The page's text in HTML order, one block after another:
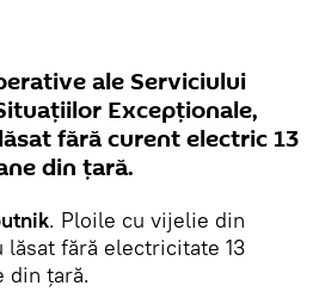
ale Serviciului
Excepționale,
fără curent electric 13
din țară.
. Ploile cu vijelie din
fără electricitate 13
din țară.